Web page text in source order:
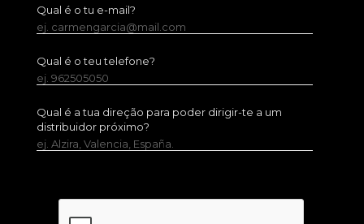
Qual é o tu e-mail?
ej. carmengarcia@mail.com
Qual é o teu telefone?
ej. 962505050
Qual é a tua direção para poder dirigir-te a um
distribuidor próximo?
ej. Alzira, Valencia, España.